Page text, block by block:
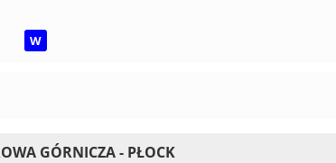
W
GÓRNICZA - PŁOCK